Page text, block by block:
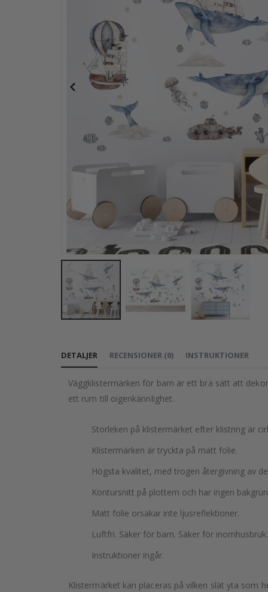
Väggdekor - Luftballong Med Djur
början
bildgalleriet
DETALJER
Väggklistermärken för barn är ett bra sätt att
ett rum till oigenkännlighet.
Storleken på klistermärket efter klistring är
Klistermärken är tryckta på matt folie.
Högsta kvalitet, med trogen återgivning av
Kontursnitt på plottern och har ingen
Matt folie orsakar inte ljusreflektioner.
Luftfri. Säker för barn. Säker för inomhusbruk.
Instruktioner ingår.
Klistermärket kan placeras på vilken slät yta som
RECENSIONER (0) INSTRUKTIONER